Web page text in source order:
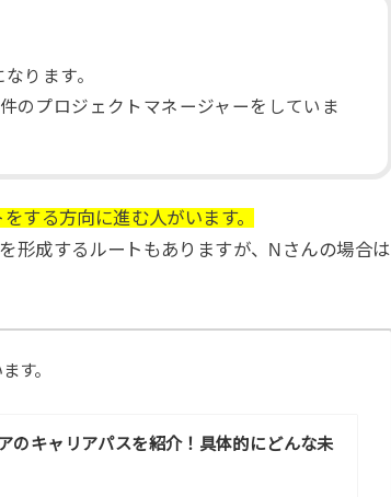
ります。
のプロジェクトマネージャーをしていま
する方向に進む人がいます。
形成するルートもありますが、Nさんの場合は
す。
のキャリアパスを紹介！具体的にどんな未